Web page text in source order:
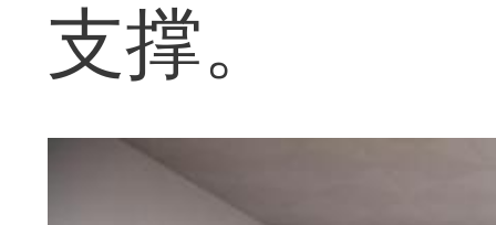
支撑。